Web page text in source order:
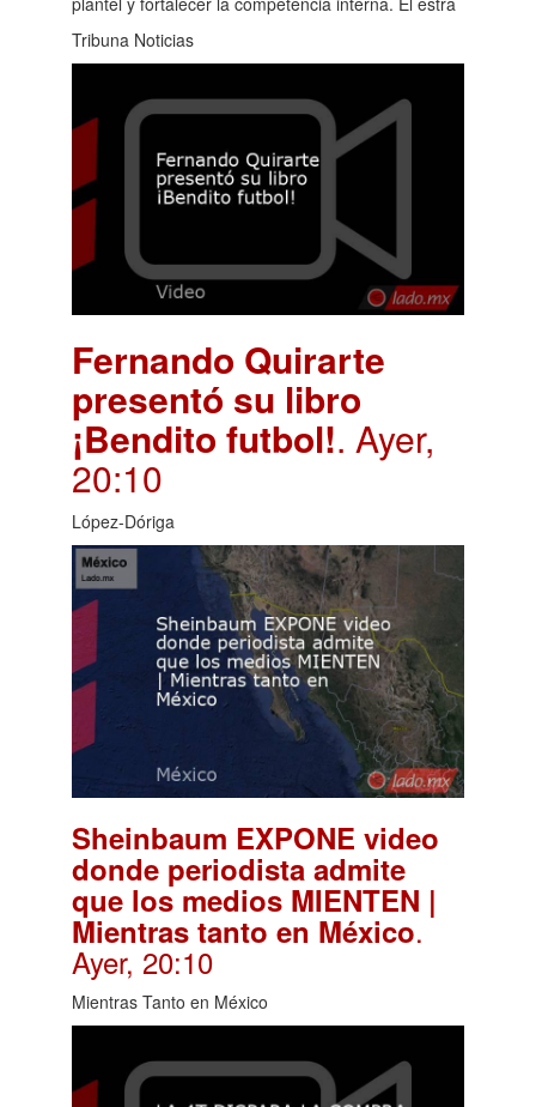
Tribuna Noticias
Fernando Quirarte
presentó su libro
¡Bendito futbol!. Ayer,
20:10
López-Dóriga
Sheinbaum EXPONE video
donde periodista admite
que los medios MIENTEN |
Mientras tanto en México.
Ayer, 20:10
Mientras Tanto en México